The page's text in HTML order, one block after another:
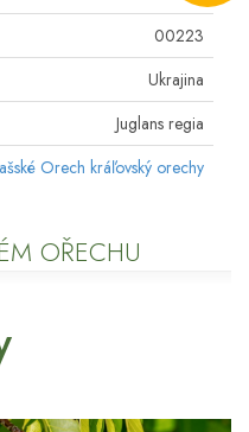
00223
Ukrajina
Juglans regia
Orech kráľovský orechy
OŘECHU